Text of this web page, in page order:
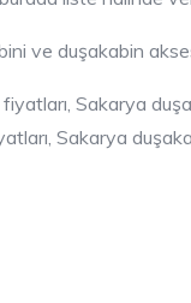
ve duşakabin
Sakarya